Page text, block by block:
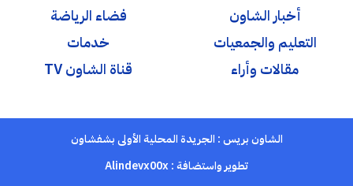
أخبار الشاون
التعليم والجمعيات
مقالات وأراء
فضاء الرياضة
خدمات
قناة الشاون TV
الشاون بريس : الجريدة المحلية الأولى بشفشاون
تطوير واستضافة : Alindevx00x